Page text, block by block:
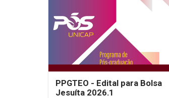
PPGTEO - Edital para Bolsa
Jesuíta 2026.1